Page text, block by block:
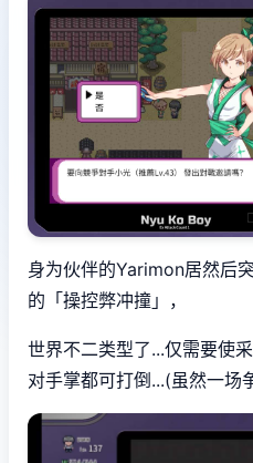
身为伙伴的Yarimon居然后
的「操控弊冲撞」，
世界不二类型了...仅需要使
对手掌都可打倒...(虽然一场